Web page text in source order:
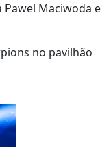
Maciwoda e
no pavilhão